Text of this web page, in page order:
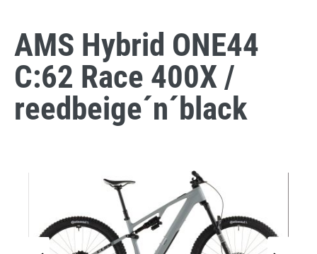
AMS Hybrid ONE44
C:62 Race 400X /
reedbeige´n´black
Bildergalerie überspringen